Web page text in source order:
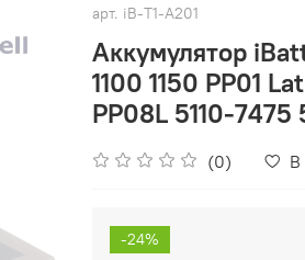
арт. iB-T1-A201
Аккумулятор
1100 1150 PP01
PP08L 5110-7475
(0) В
-24%